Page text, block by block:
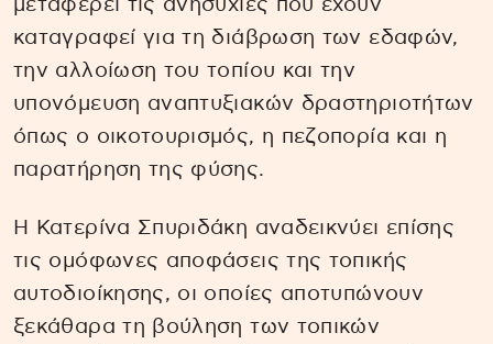
μεταφέρει τις ανησυχίες που έχουν
καταγραφεί για τη διάβρωση των εδαφών,
την αλλοίωση του τοπίου και την
υπονόμευση αναπτυξιακών δραστηριοτήτων
όπως ο οικοτουρισμός, η πεζοπορία και η
παρατήρηση της φύσης.
Η Κατερίνα Σπυριδάκη αναδεικνύει επίσης
τις ομόφωνες αποφάσεις της τοπικής
αυτοδιοίκησης, οι οποίες αποτυπώνουν
ξεκάθαρα τη βούληση των τοπικών